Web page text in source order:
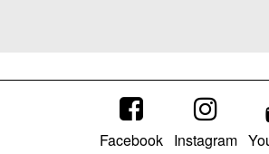
Facebook Instagram